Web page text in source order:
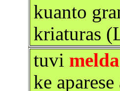
kuanto
kriaturas
tuvi
ke